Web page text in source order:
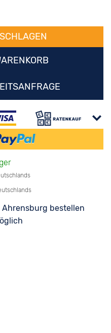
bestellen